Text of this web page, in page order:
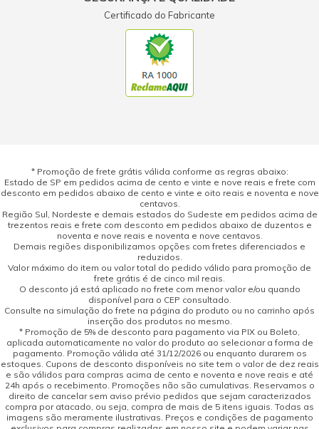
Certificado do Fabricante
* Promoção de frete grátis válida conforme as regras abaixo:
Estado de SP em pedidos acima de cento e vinte e nove reais e frete com
desconto em pedidos abaixo de cento e vinte e oito reais e noventa e nove
centavos.
Região Sul, Nordeste e demais estados do Sudeste em pedidos acima de
trezentos reais e frete com desconto em pedidos abaixo de duzentos e
noventa e nove reais e noventa e nove centavos.
Demais regiões disponibilizamos opções com fretes diferenciados e
reduzidos.
Valor máximo do item ou valor total do pedido válido para promoção de
frete grátis é de cinco mil reais.
O desconto já está aplicado no frete com menor valor e/ou quando
disponível para o CEP consultado.
Consulte na simulação do frete na página do produto ou no carrinho após
inserção dos produtos no mesmo.
* Promoção de 5% de desconto para pagamento via PIX ou Boleto,
aplicada automaticamente no valor do produto ao selecionar a forma de
pagamento. Promoção válida até 31/12/2026 ou enquanto durarem os
estoques. Cupons de desconto disponíveis no site tem o valor de dez reais
e são válidos para compras acima de cento e noventa e nove reais e até
24h após o recebimento. Promoções não são cumulativas. Reservamos o
direito de cancelar sem aviso prévio pedidos que sejam caracterizados
compra por atacado, ou seja, compra de mais de 5 itens iguais. Todas as
imagens são meramente ilustrativas. Preços e condições de pagamento